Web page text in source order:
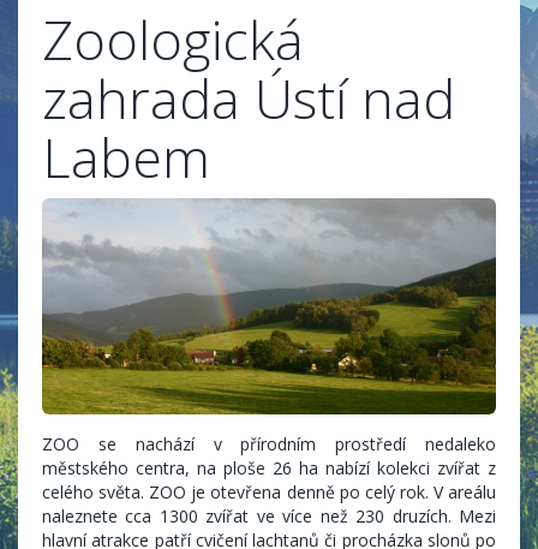
Zoologická
zahrada Ústí nad
Labem
ZOO se nachází v přírodním prostředí nedaleko
městského centra, na ploše 26 ha nabízí kolekci zvířat z
celého světa. ZOO je otevřena denně po celý rok. V areálu
naleznete cca 1300 zvířat ve více než 230 druzích. Mezi
hlavní atrakce patří cvičení lachtanů či procházka slonů po